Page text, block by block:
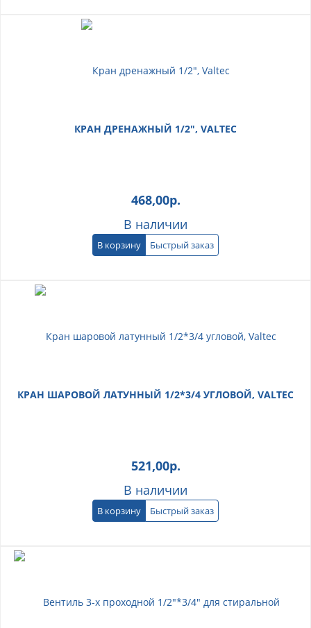
КРАН ДРЕНАЖНЫЙ 1/2", VALTEC
468,00р.
В наличии
В корзину Быстрый заказ
КРАН ШАРОВОЙ ЛАТУННЫЙ 1/2*3/4 УГЛОВОЙ, VALTEC
521,00р.
В наличии
В корзину Быстрый заказ